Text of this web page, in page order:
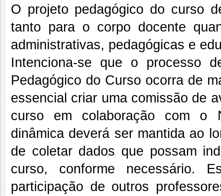
O projeto pedagógico do curso
tanto para o corpo docente
administrativas, pedagógicas e
Intenciona-se que o processo
Pedagógico do Curso ocorra de
essencial criar uma comissão de
curso em colaboração com o
dinâmica deverá ser mantida ao
de coletar dados que possam
curso, conforme necessário.
participação de outros